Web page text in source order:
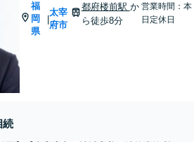
福
岡
県
|
太宰
府市
都府楼前駅 か
ら徒歩8分
営業時間：本
日定休日
続